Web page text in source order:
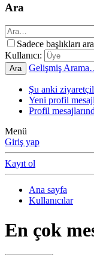
Ara
Sadece başlıkları ara
Kullanıcı:
Ara Gelişmiş
Şu anki
Yeni profil
Profil
Menü
Giriş yap
Kayıt ol
Ana sayfa
Kullanıcılar
En çok